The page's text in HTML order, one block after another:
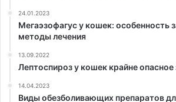
24.01.2023
Мегаэзофагус у кошек: особенность
методы лечения
13.09.2022
Лептоспироз у кошек крайне опасное
14.04.2023
Виды обезболивающих препаратов